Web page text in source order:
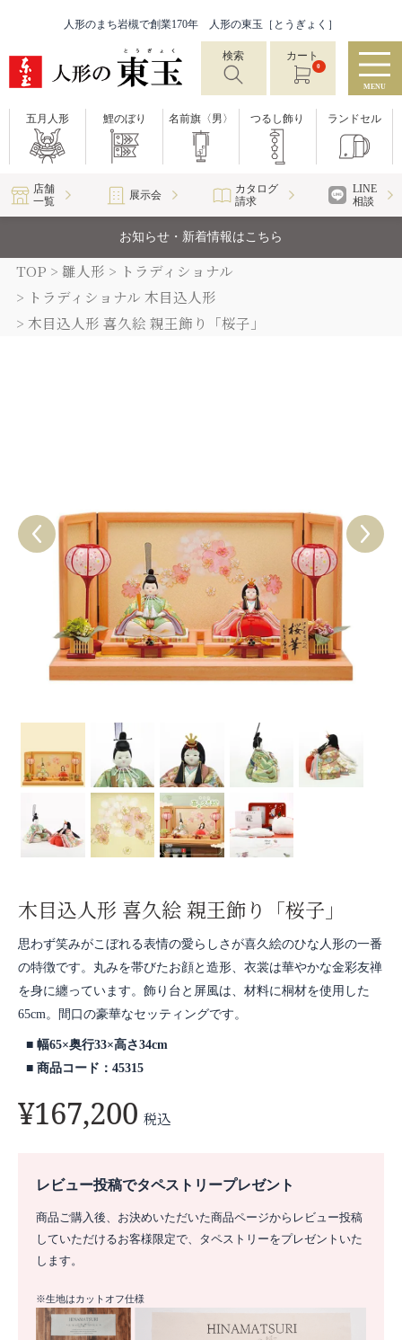
人形のまち岩槻で創業170年 人形の東玉［とうぎょく］
検索 カート
0
MENU
五月人形 鯉のぼり 名前旗〈男〉 つるし飾り ランドセル
店舗
一覧
展示会
カタログ
請求
LINE
相談
お知らせ・新着情報はこちら
TOP 雛人形
トラディショナル
トラディショナル 木目込人形
木目込人形 喜久絵 親王飾り「桜子」
木目込人形 喜久絵 親王飾り「桜子」
思わず笑みがこぼれる表情の愛らしさが喜久絵のひな人形の一番
の特徴です。丸みを帯びたお顔と造形、衣裳は華やかな金彩友禅
を身に纏っています。飾り台と屏風は、材料に桐材を使用した
65cm。間口の豪華なセッティングです。
幅65×奥行33×高さ34cm
商品コード：45315
¥167,200 税込
レビュー投稿でタペストリープレゼント
商品ご購入後、お決めいただいた商品ページからレビュー投稿
していただけるお客様限定で、タペストリーをプレゼントいた
します。
※生地はカットオフ仕様